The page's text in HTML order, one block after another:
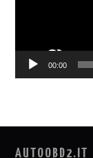
00:00
AUTOOBD2.IT